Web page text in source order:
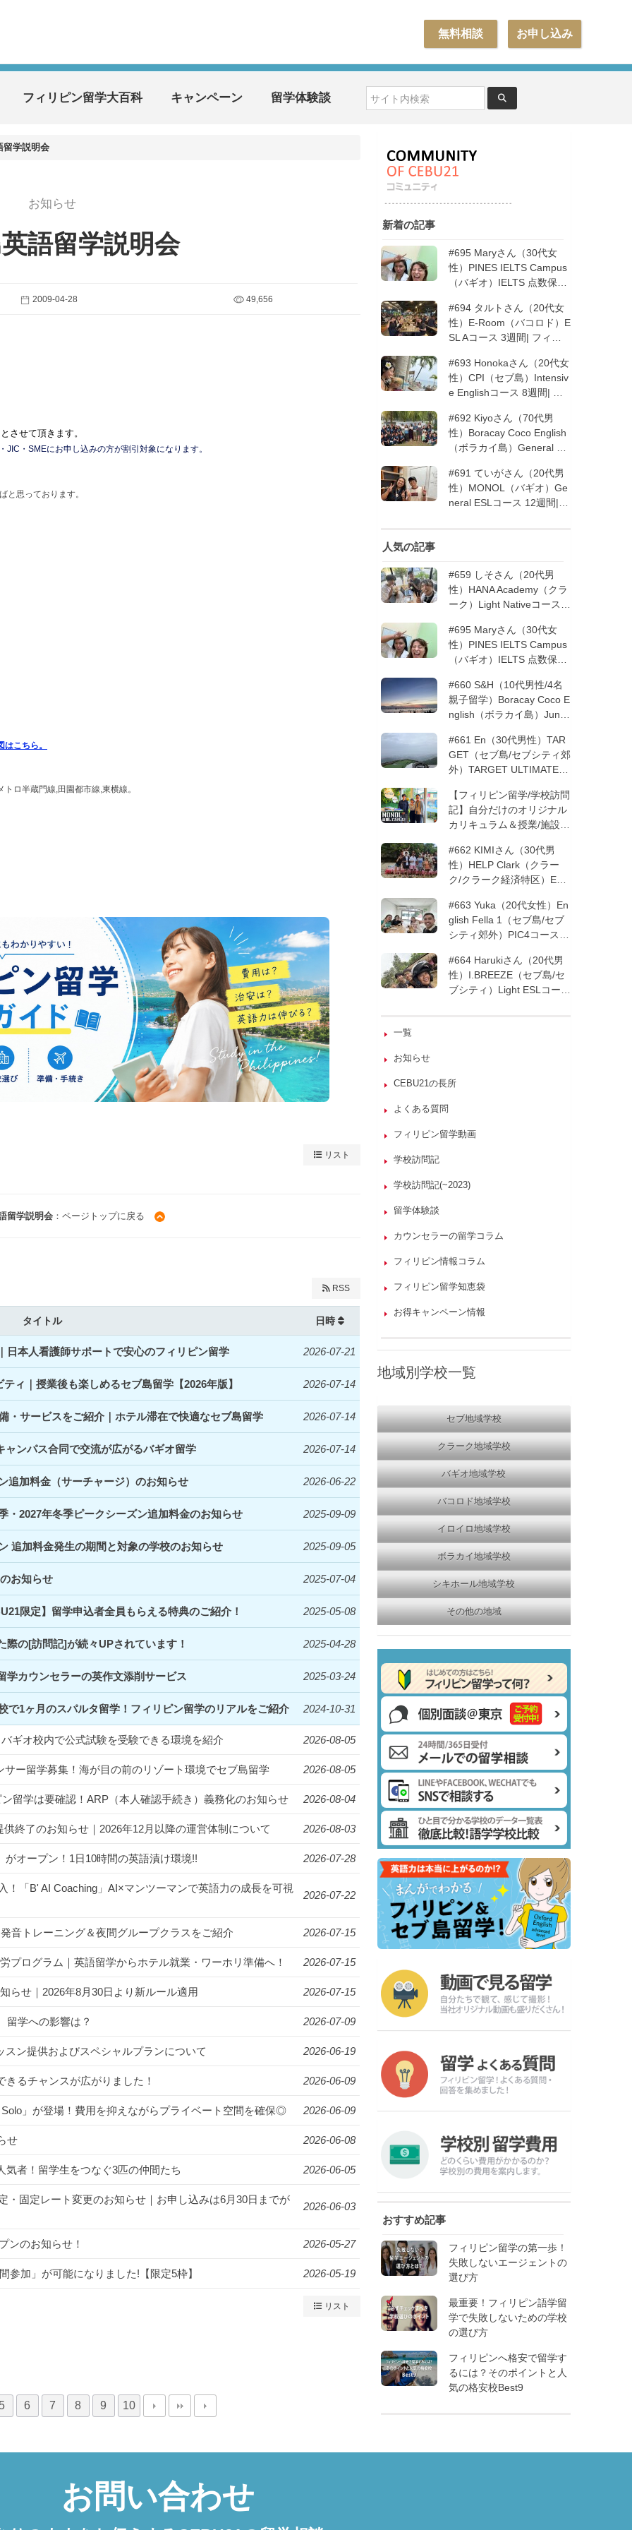
お申し込み
無料相談
フィリピン留学大百科 キャンペーン 留学体験談
留学説明会
お知らせ
語留学説明会
2009-04-28 49,656
させて頂きます。
・SMEにお申し込みの方が割引対象になります。
と思っております。
はこちら。
ロ半蔵門線,田園都市線,東横線。
リスト
留学説明会：ページトップに戻る
RSS
タイトル 日時
本人看護師サポートで安心のフィリピン留学 2026-07-21
ィ｜授業後も楽しめるセブ島留学【2026年版】 2026-07-14
・サービスをご紹介｜ホテル滞在で快適なセブ島留学 2026-07-14
ンパス合同で交流が広がるバギオ留学 2026-07-14
追加料金（サーチャージ）のお知らせ 2026-06-22
・2027年冬季ピークシーズン追加料金のお知らせ 2025-09-09
追加料金発生の期間と対象の学校のお知らせ 2025-09-05
お知らせ 2025-07-04
限定】留学申込者全員もらえる特典のご紹介！ 2025-05-08
の[訪問記]が続々UPされています！ 2025-04-28
学カウンセラーの英作文添削サービス 2025-03-24
1ヶ月のスパルタ留学！フィリピン留学のリアルをご紹介 2024-10-31
ギオ校内で公式試験を受験できる環境を紹介 2026-08-05
ー留学募集！海が目の前のリゾート環境でセブ島留学 2026-08-05
留学は要確認！ARP（本人確認手続き）義務化のお知らせ 2026-08-04
終了のお知らせ｜2026年12月以降の運営体制について 2026-08-03
オープン！1日10時間の英語漬け環境!! 2026-07-28
「B' AI Coaching」AI×マンツーマンで英語力の成長を可視
2026-07-22
音トレーニング＆夜間グループクラスをご紹介 2026-07-15
プログラム｜英語留学からホテル就業・ワーホリ準備へ！ 2026-07-15
らせ｜2026年8月30日より新ルール適用 2026-07-15
留学への影響は？ 2026-07-09
ン提供およびスペシャルプランについて 2026-06-19
るチャンスが広がりました！ 2026-06-09
」が登場！費用を抑えながらプライベート空間を確保◎ 2026-06-09
せ 2026-06-08
者！留学生をつなぐ3匹の仲間たち 2026-06-05
・固定レート変更のお知らせ｜お申し込みは6月30日までが
2026-06-03
ンのお知らせ！ 2026-05-27
参加」が可能になりました!【限定5枠】 2026-05-19
リスト
6 7 8 9 10
新着の記事
#695 Maryさん（30代女
性）PINES IELTS Campus
（バギオ）IELTS 点数保証
#694 タルトさん（20代女
性）E-Room（バコロド）E
SL Aコース 3週間| フィリ
#693 Honokaさん（20代女
性）CPI（セブ島）Intensiv
e Englishコース 8週間| フ
#692 Kiyoさん（70代男
性）Boracay Coco English
（ボラカイ島）General En
ピン留学5回目リピータ
ー）| フィリピン留学
#691 ていがさん（20代男
性）MONOL（バギオ）Ge
neral ESLコース 12週間|
人気の記事
#659 しそさん（20代男
性）HANA Academy（クラ
ーク）Light Nativeコース 4
#695 Maryさん（30代女
性）PINES IELTS Campus
（バギオ）IELTS 点数保証
#660 S&H（10代男性/4名
親子留学）Boracay Coco E
nglish（ボラカイ島）Junio
ン留学
#661 En（30代男性）TAR
GET（セブ島/セブシティ郊
外）TARGET ULTIMATE 8
留学
【フィリピン留学/学校訪問
記】自分だけのオリジナル
カリキュラム＆授業/施設の
─MONOLを徹底取材！
#662 KIMIさん（30代男
性）HELP Clark（クラー
ク/クラーク経済特区）ESL
オの他校に転校 | フィリピ
ン留学
#663 Yuka（20代女性）En
glish Fella 1（セブ島/セブ
シティ郊外）PIC4コース 8
#664 Harukiさん（20代男
性）I.BREEZE（セブ島/セ
ブシティ）Light ESLコース
一覧
お知らせ
CEBU21の長所
よくある質問
フィリピン留学動画
学校訪問記
学校訪問記(~2023)
留学体験談
カウンセラーの留学コラム
フィリピン情報コラム
フィリピン留学知恵袋
お得キャンペーン情報
地域別学校一覧
セブ地域学校
クラーク地域学校
バギオ地域学校
バコロド地域学校
イロイロ地域学校
ボラカイ地域学校
シキホール地域学校
その他の地域
おすすめ記事
フィリピン留学の第一歩！
失敗しないエージェントの
選び方
最重要！フィリピン語学留
学で失敗しないための学校
の選び方
フィリピンへ格安で留学す
るには？そのポイントと人
気の格安校Best9
お問い合わせ